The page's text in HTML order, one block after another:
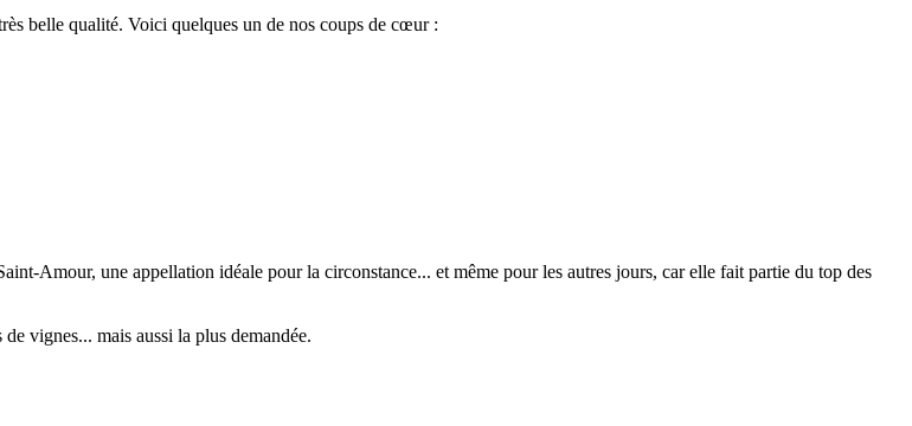
belle qualité. Voici quelques un de nos coups de cœur :
Amour, une appellation idéale pour la circonstance... et même pour les autres jours, car elle fait partie du top des
vignes... mais aussi la plus demandée.